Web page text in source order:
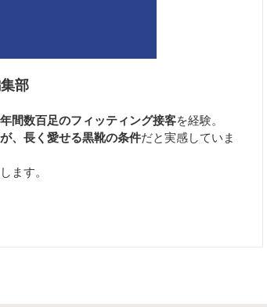
部
間数百足のフィッティング接客を経験。
、長く愛せる黒靴の条件だと実感していま
ます。